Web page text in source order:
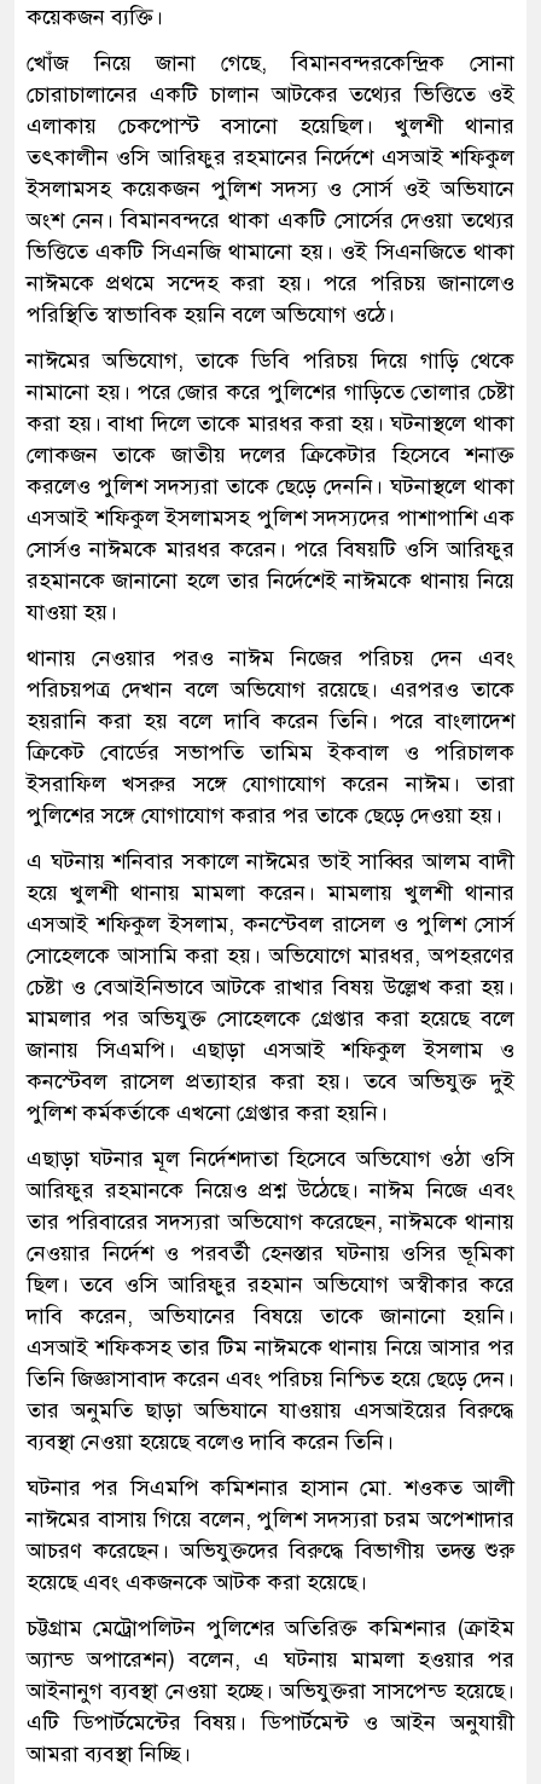
কয়েকজন ব্যক্তি।
খোঁজ নিয়ে জানা গেছে, বিমানবন্দরকেন্দ্রিক সোনা
চোরাচালানের একটি চালান আটকের তথ্যের ভিত্তিতে ওই
এলাকায় চেকপোস্ট বসানো হয়েছিল। খুলশী থানার
তৎকালীন ওসি আরিফুর রহমানের নির্দেশে এসআই শফিকুল
ইসলামসহ কয়েকজন পুলিশ সদস্য ও সোর্স ওই অভিযানে
অংশ নেন। বিমানবন্দরে থাকা একটি সোর্সের দেওয়া তথ্যের
ভিত্তিতে একটি সিএনজি থামানো হয়। ওই সিএনজিতে থাকা
নাঈমকে প্রথমে সন্দেহ করা হয়। পরে পরিচয় জানালেও
পরিস্থিতি স্বাভাবিক হয়নি বলে অভিযোগ ওঠে।
নাঈমের অভিযোগ, তাকে ডিবি পরিচয় দিয়ে গাড়ি থেকে
নামানো হয়। পরে জোর করে পুলিশের গাড়িতে তোলার চেষ্টা
করা হয়। বাধা দিলে তাকে মারধর করা হয়। ঘটনাস্থলে থাকা
লোকজন তাকে জাতীয় দলের ক্রিকেটার হিসেবে শনাক্ত
করলেও পুলিশ সদস্যরা তাকে ছেড়ে দেননি। ঘটনাস্থলে থাকা
এসআই শফিকুল ইসলামসহ পুলিশ সদস্যদের পাশাপাশি এক
সোর্সও নাঈমকে মারধর করেন। পরে বিষয়টি ওসি আরিফুর
রহমানকে জানানো হলে তার নির্দেশেই নাঈমকে থানায় নিয়ে
যাওয়া হয়।
থানায় নেওয়ার পরও নাঈম নিজের পরিচয় দেন এবং
পরিচয়পত্র দেখান বলে অভিযোগ রয়েছে। এরপরও তাকে
হয়রানি করা হয় বলে দাবি করেন তিনি। পরে বাংলাদেশ
ক্রিকেট বোর্ডের সভাপতি তামিম ইকবাল ও পরিচালক
ইসরাফিল খসরুর সঙ্গে যোগাযোগ করেন নাঈম। তারা
পুলিশের সঙ্গে যোগাযোগ করার পর তাকে ছেড়ে দেওয়া হয়।
এ ঘটনায় শনিবার সকালে নাঈমের ভাই সাব্বির আলম বাদী
হয়ে খুলশী থানায় মামলা করেন। মামলায় খুলশী থানার
এসআই শফিকুল ইসলাম, কনস্টেবল রাসেল ও পুলিশ সোর্স
সোহেলকে আসামি করা হয়। অভিযোগে মারধর, অপহরণের
চেষ্টা ও বেআইনিভাবে আটকে রাখার বিষয় উল্লেখ করা হয়।
মামলার পর অভিযুক্ত সোহেলকে গ্রেপ্তার করা হয়েছে বলে
জানায় সিএমপি। এছাড়া এসআই শফিকুল ইসলাম ও
কনস্টেবল রাসেল প্রত্যাহার করা হয়। তবে অভিযুক্ত দুই
পুলিশ কর্মকর্তাকে এখনো গ্রেপ্তার করা হয়নি।
এছাড়া ঘটনার মূল নির্দেশদাতা হিসেবে অভিযোগ ওঠা ওসি
আরিফুর রহমানকে নিয়েও প্রশ্ন উঠেছে। নাঈম নিজে এবং
তার পরিবারের সদস্যরা অভিযোগ করেছেন, নাঈমকে থানায়
নেওয়ার নির্দেশ ও পরবর্তী হেনস্তার ঘটনায় ওসির ভূমিকা
ছিল। তবে ওসি আরিফুর রহমান অভিযোগ অস্বীকার করে
দাবি করেন, অভিযানের বিষয়ে তাকে জানানো হয়নি।
এসআই শফিকসহ তার টিম নাঈমকে থানায় নিয়ে আসার পর
তিনি জিজ্ঞাসাবাদ করেন এবং পরিচয় নিশ্চিত হয়ে ছেড়ে দেন।
তার অনুমতি ছাড়া অভিযানে যাওয়ায় এসআইয়ের বিরুদ্ধে
ব্যবস্থা নেওয়া হয়েছে বলেও দাবি করেন তিনি।
ঘটনার পর সিএমপি কমিশনার হাসান মো. শওকত আলী
নাঈমের বাসায় গিয়ে বলেন, পুলিশ সদস্যরা চরম অপেশাদার
আচরণ করেছেন। অভিযুক্তদের বিরুদ্ধে বিভাগীয় তদন্ত শুরু
হয়েছে এবং একজনকে আটক করা হয়েছে।
চট্টগ্রাম মেট্রোপলিটন পুলিশের অতিরিক্ত কমিশনার (ক্রাইম
অ্যান্ড অপারেশন) বলেন, এ ঘটনায় মামলা হওয়ার পর
আইনানুগ ব্যবস্থা নেওয়া হচ্ছে। অভিযুক্তরা সাসপেন্ড হয়েছে।
এটি ডিপার্টমেন্টের বিষয়। ডিপার্টমেন্ট ও আইন অনুযায়ী
আমরা ব্যবস্থা নিচ্ছি।